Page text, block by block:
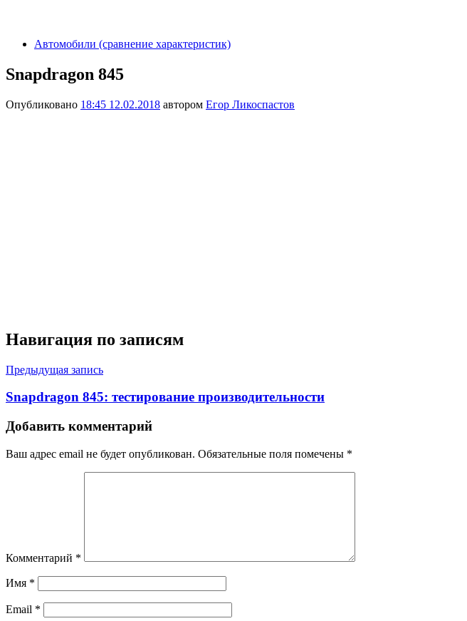
Автомобили (сравнение характеристик)
Snapdragon 845
Опубликовано 18:45 12.02.2018 автором Егор Ликоспастов
Навигация по записям
Предыдущая запись
Snapdragon 845: тестирование производительности
Добавить комментарий
Ваш адрес email не будет опубликован. Обязательные поля помечены *
Комментарий *
Имя *
Email *